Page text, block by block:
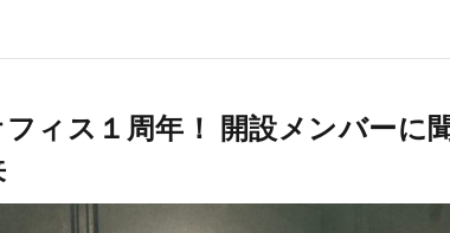
ィス１周年！ 開設メンバーに